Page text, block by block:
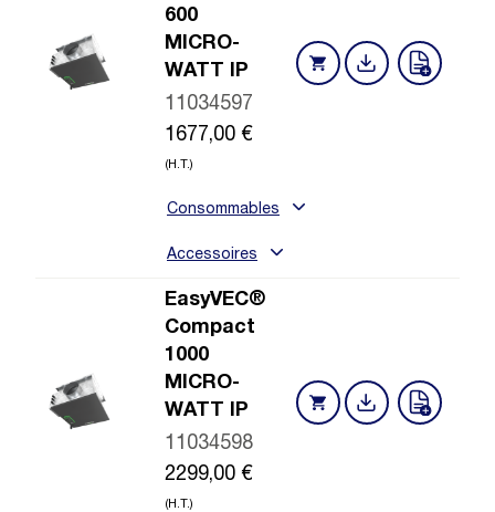
600
MICRO-
WATT IP
11034597
1677,00 €
(H.T.)
Consommables
Accessoires
EasyVEC®
Compact
1000
MICRO-
WATT IP
11034598
2299,00 €
(H.T.)